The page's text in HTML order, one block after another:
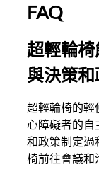
FAQ
超輕輪
與決策和
超輕輪椅的輕
心障礙者的自
和政策制定過
椅前往會議和